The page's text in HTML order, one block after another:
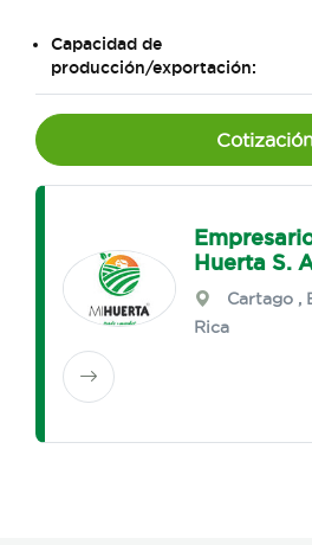
Capacidad de
producción/exportación:
Huerta S.
Cartago ,
Rica